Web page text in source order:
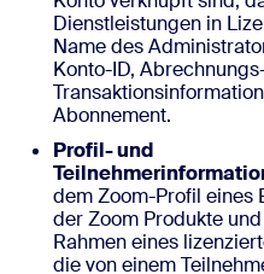
Dienstleistungen in
Name des
Konto-ID,
Abonnement.
Profil- und
dem Zoom-Profil eines
der Zoom Produkte
Rahmen eines
die von einem